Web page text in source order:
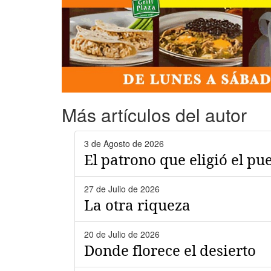
Más artículos del autor
3 de Agosto de 2026
El patrono que eligió el
27 de Julio de 2026
La otra riqueza
20 de Julio de 2026
Donde florece el desierto